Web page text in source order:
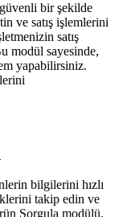
bir şekilde
ve satış işlemlerini
satış
modül sayesinde,
yapabilirsiniz.
bilgilerini hızlı
takip edin ve
Sorgula modülü,